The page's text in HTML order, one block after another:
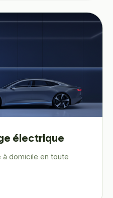
électrique
domicile en toute